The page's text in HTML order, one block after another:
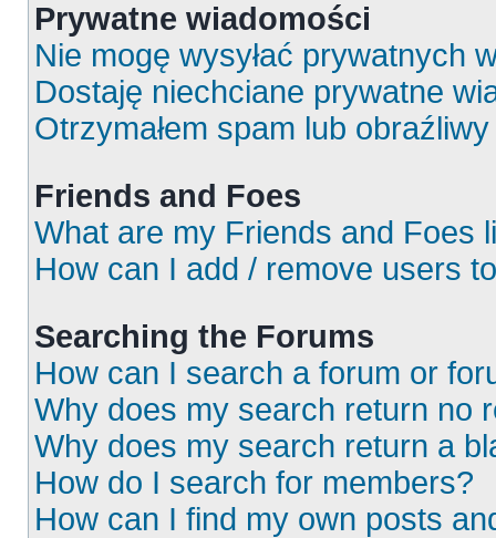
Prywatne wiadomości
Nie mogę wysyłać prywatnych
Dostaję niechciane prywatne
Otrzymałem spam lub
Friends and Foes
What are my Friends and Foes
How can I add / remove users
Searching the Forums
How can I search a forum or
Why does my search return no
Why does my search return a
How do I search for members?
How can I find my own posts